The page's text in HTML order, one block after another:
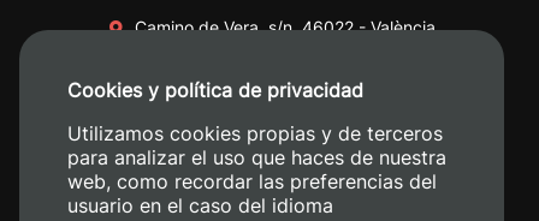
Camino de Vera, s/n. 46022 - València
+34 620 04 00 50
Cookies y política de privacidad
Utilizamos cookies propias y de terceros
para analizar el uso que haces de nuestra
web, como recordar las preferencias del
usuario en el caso del idioma